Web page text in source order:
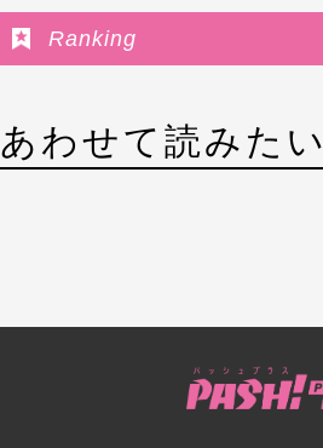
Ranking
あわせて読みたい